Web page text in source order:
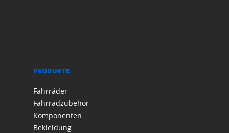
PRODUKTE
Fahrräder
Fahrradzubehör
Komponenten
Bekleidung